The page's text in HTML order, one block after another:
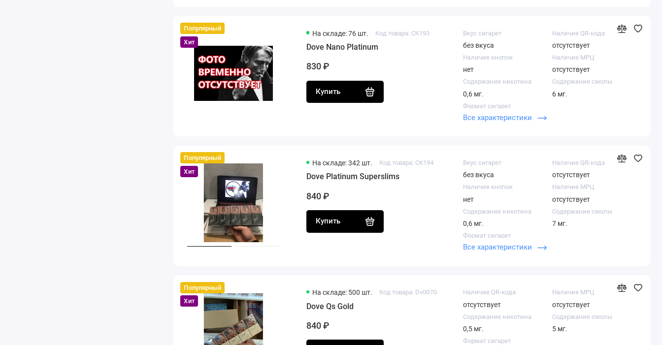
Популярный
Хит
На складе: 76 шт. Код товара: CK193
Dove Nano Platinum
830 ₽
Купить
Вкус сигарет
без вкуса
Наличие QR-кода
отсутствует
Наличие кнопок
нет
Наличие МРЦ
отсутствует
Содержание никотина
0,6 мг.
Содержание смолы
6 мг.
Формат сигарет
Нано
Все характеристики
Популярный
Хит
На складе: 342 шт. Код товара: CK194
Dove Platinum Superslims
840 ₽
Купить
Вкус сигарет
без вкуса
Наличие QR-кода
отсутствует
Наличие кнопок
нет
Наличие МРЦ
отсутствует
Содержание никотина
0,6 мг.
Содержание смолы
7 мг.
Формат сигарет
Суперслим
Все характеристики
Популярный
Хит
На складе: 500 шт. Код товара: Dv007G
Dove Qs Gold
840 ₽
Наличие QR-кода
отсутствует
Наличие МРЦ
отсутствует
Содержание никотина
0,5 мг.
Содержание смолы
5 мг.
Формат сигарет